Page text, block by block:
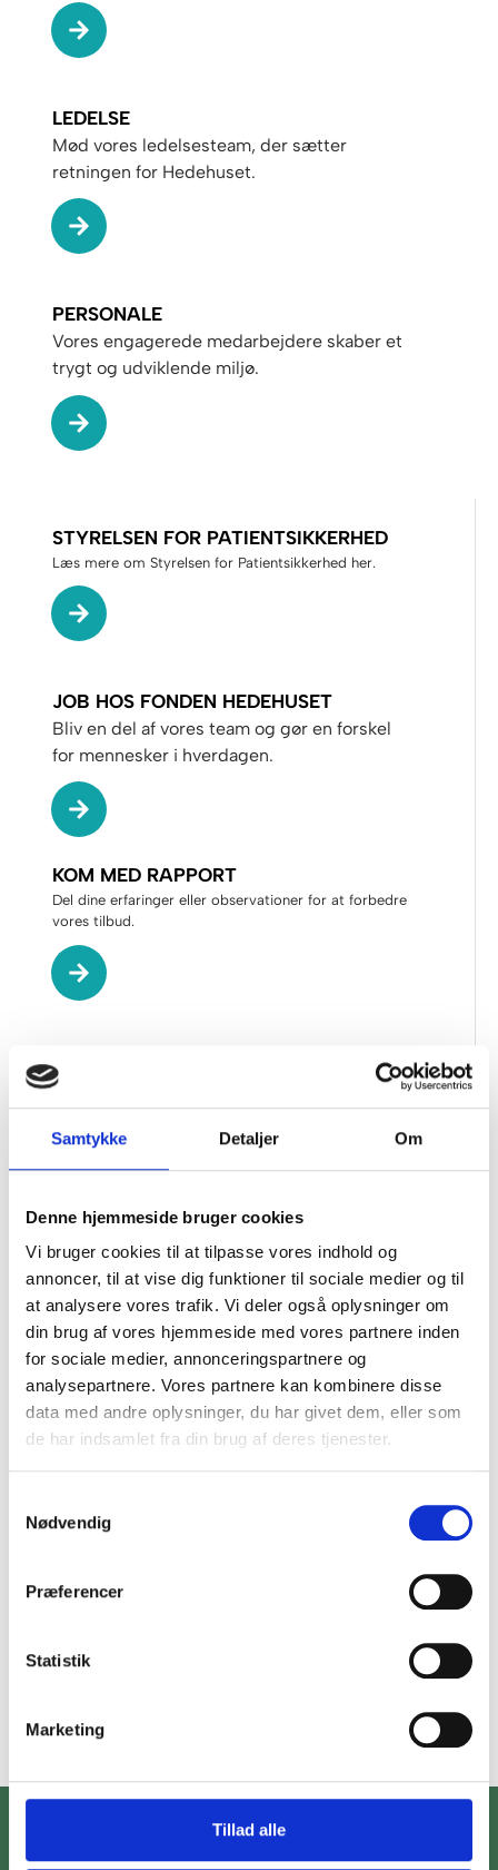
Samtykke Detaljer Om
Denne hjemmeside bruger cookies
Vi bruger cookies til at tilpasse vores indhold og
annoncer, til at vise dig funktioner til sociale medier og til
at analysere vores trafik. Vi deler også oplysninger om
din brug af vores hjemmeside med vores partnere inden
for sociale medier, annonceringspartnere og
analysepartnere. Vores partnere kan kombinere disse
data med andre oplysninger, du har givet dem, eller som
de har indsamlet fra din brug af deres tjenester.
Nødvendig
Præferencer
Statistik
Marketing
Tillad alle
LEDELSE
Mød vores ledelsesteam, der sætter
retningen for Hedehuset.
PERSONALE
Vores engagerede medarbejdere skaber et
trygt og udviklende miljø.
STYRELSEN FOR PATIENTSIKKERHED
Læs mere om Styrelsen for Patientsikkerhed her.
JOB HOS FONDEN HEDEHUSET
Bliv en del af vores team og gør en forskel
for mennesker i hverdagen.
KOM MED RAPPORT
Del dine erfaringer eller observationer for at forbedre
vores tilbud.
OM PARAGRAFFERNE §§
Læs mere om det juridiske, der sikrer vores beboeres
rettigheder.
WHISLTEBLOWERPOLITIK
Tryg mulighed for at indrapportere bekymringer
anonymt og sikkert.